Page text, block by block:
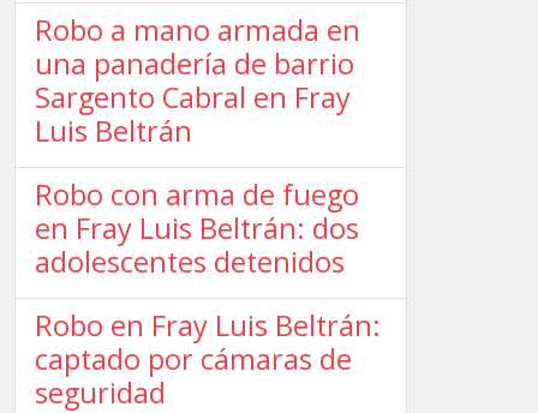
Robo a mano armada en
una panadería de barrio
Sargento Cabral en Fray
Luis Beltrán
Robo con arma de fuego
en Fray Luis Beltrán: dos
adolescentes detenidos
Robo en Fray Luis Beltrán:
captado por cámaras de
seguridad